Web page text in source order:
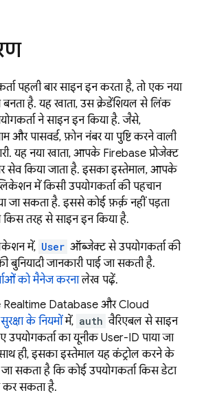
पहली बार साइन इन करता है, तो एक नया
बनता है. यह खाता, उस क्रेडेंशियल से लिंक
ने साइन इन किया है. जैसे,
और पासवर्ड, फ़ोन नंबर या पुष्टि करने वाली
यह नया खाता, आपके Firebase प्रोजेक्ट
सेव किया जाता है. इसका इस्तेमाल, आपके
में किसी उपयोगकर्ता की पहचान
जा सकता है. इससे कोई फ़र्क़ नहीं पड़ता
किस तरह से साइन इन किया है.
में, User ऑब्जेक्ट से उपयोगकर्ता की
बुनियादी जानकारी पाई जा सकती है.
को मैनेज करनालेख पढ़ें.
Realtime Database औरCloud
सुरक्षा के नियमोंमें, auth वैरिएबल से साइन
उपयोगकर्ता का यूनीक User-ID पाया जा
ही, इसका इस्तेमाल यह कंट्रोल करने के
सकता है कि कोई उपयोगकर्ता किस डेटा
सकता है.